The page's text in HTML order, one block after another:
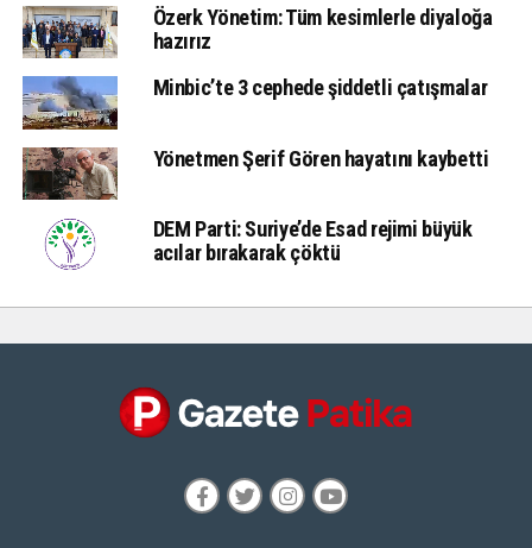
Özerk Yönetim: Tüm kesimlerle diyaloğa
hazırız
Minbic’te 3 cephede şiddetli çatışmalar
Yönetmen Şerif Gören hayatını kaybetti
DEM Parti: Suriye’de Esad rejimi büyük
acılar bırakarak çöktü